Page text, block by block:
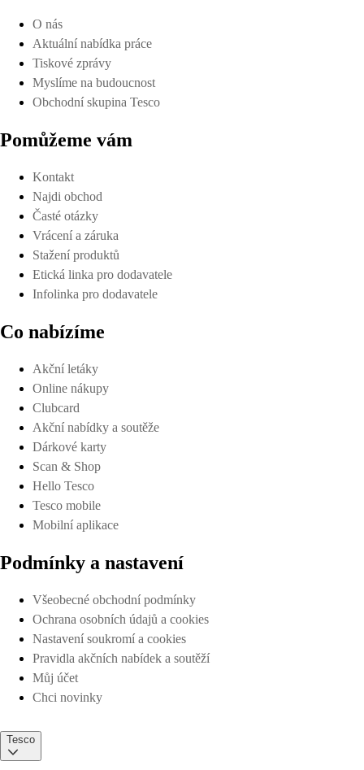
O nás
Aktuální nabídka práce
Tiskové zprávy
Myslíme na budoucnost
Obchodní skupina Tesco
Pomůžeme vám
Kontakt
Najdi obchod
Časté otázky
Vrácení a záruka
Stažení produktů
Etická linka pro dodavatele
Infolinka pro dodavatele
Co nabízíme
Akční letáky
Online nákupy
Clubcard
Akční nabídky a soutěže
Dárkové karty
Scan & Shop
Hello Tesco
Tesco mobile
Mobilní aplikace
Podmínky a nastavení
Všeobecné obchodní podmínky
Ochrana osobních údajů a cookies
Nastavení soukromí a cookies
Pravidla akčních nabídek a soutěží
Můj účet
Chci novinky
Tesco